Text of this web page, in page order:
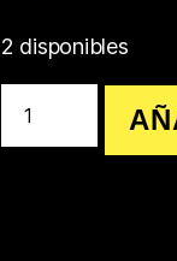
2 disponibles